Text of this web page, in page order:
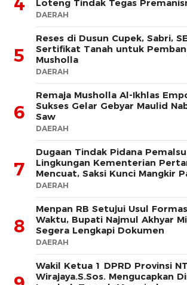
Loteng Tindak Tegas
DAERAH
5
Reses di Dusun Cupek, Sabri,
Sertifikat Tanah untuk
Musholla
DAERAH
6
Remaja Musholla Al-Ikhlas
Sukses Gelar Gebyar Maulid
Saw
DAERAH
7
Dugaan Tindak Pidana
Lingkungan Kementerian
Mencuat, Saksi Kunci Mangkir
DAERAH
8
Menpan RB Setujui Usul
Waktu, Bupati Najmul Akhyar
Segera Lengkapi Dokumen
DAERAH
Wakil Ketua 1 DPRD Provinsi
Wirajaya.S.Sos. Mengucapkan